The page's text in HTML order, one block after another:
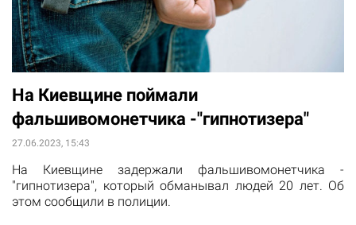
На Киевщине поймали
фальшивомонетчика -"гипнотизера"
27.06.2023, 15:43
На Киевщине задержали фальшивомонетчика -
"гипнотизера", который обманывал людей 20 лет. Об
этом сообщили в полиции.